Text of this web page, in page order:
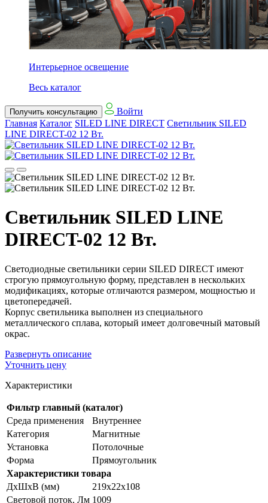
Интерьерное освещение
Весь каталог
Получить консультацию
Войти
Главная Каталог SILED LINE DIRECT Светильник SILED
LINE DIRECT-02 12 Вт.
Светильник SILED LINE
DIRECT-02 12 Вт.
Светодиодные светильники серии SILED DIRECT имеют
строгую прямоугольную форму, представлен в нескольких
модификациях, которые отличаются размером, мощностью и
цветопередачей.
Корпус светильника выполнен из специального
металлического сплава, который имеет долговечный матовый
окрас.
Развернуть описание
Уточнить цену
Характеристики
Фильтр главный (каталог)
Среда применения
Внутреннее
Категория
Магнитные
Установка
Потолочные
Форма
Прямоугольник
Характеристики товара
ДхШхВ (мм)
219x22x108
Световой поток, Лм 1009